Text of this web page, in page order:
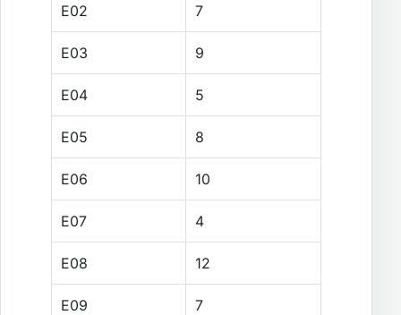
E02 7
E03 9
E04 5
E05 8
E06 10
E07 4
E08 12
E09 7